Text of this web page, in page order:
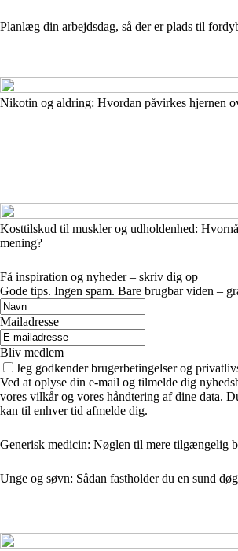
Planlæg din arbejdsdag, så der er plads til
Nikotin og aldring: Hvordan påvirkes hjernen
Kosttilskud til muskler og udholdenhed:
mening?
Få inspiration og nyheder – skriv dig op
Gode tips. Ingen spam. Bare brugbar viden –
Mailadresse
Bliv medlem
Jeg godkender brugerbetingelser og
Ved at oplyse din e-mail og tilmelde dig
vores vilkår og vores håndtering af dine data.
kan til enhver tid afmelde dig.
Generisk medicin: Nøglen til mere tilgængelig
Unge og søvn: Sådan fastholder du en sund